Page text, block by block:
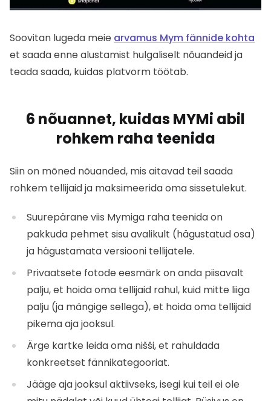
Soovitan lugeda meie arvamus Mym fännide kohta
et saada enne alustamist hulgaliselt nõuandeid ja
teada saada, kuidas platvorm töötab.
6 nõuannet, kuidas MYMi abil
rohkem raha teenida
Siin on mõned nõuanded, mis aitavad teil saada
rohkem tellijaid ja maksimeerida oma sissetulekut.
Suurepärane viis Mymiga raha teenida on
pakkuda pehmet sisu avalikult (hägustatud osa)
ja hägustamata versiooni tellijatele.
Privaatsete fotode eesmärk on anda piisavalt
palju, et hoida oma tellijaid rahul, kuid mitte liiga
palju (ja mängige sellega), et hoida oma tellijaid
pikema aja jooksul.
Ärge kartke leida oma nišši, et rahuldada
konkreetset fännikategooriat.
Jääge aja jooksul aktiivseks, isegi kui teil ei ole